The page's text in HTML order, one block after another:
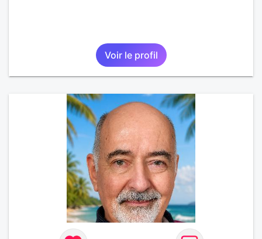
Voir le profil